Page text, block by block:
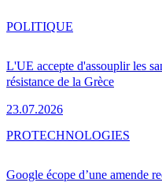
L'UE accepte d'assouplir les
résistance de la Grèce
23.07.2026
POLITIQUE
Google écope d’une amende
PROTECHNOLOGIES